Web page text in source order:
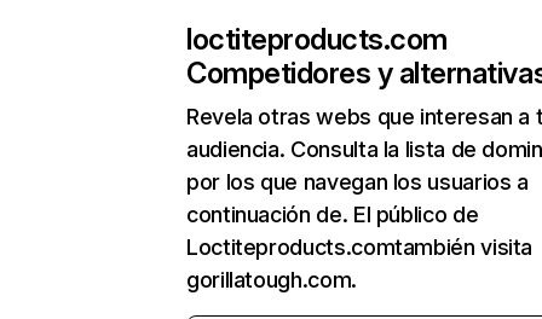
loctiteproducts.com
Competidores y
Revela otras webs que interesan a
audiencia. Consulta la lista de
por los que navegan los usuarios a
continuación de. El público de
Loctiteproducts.comtambién visita
gorillatough.com.